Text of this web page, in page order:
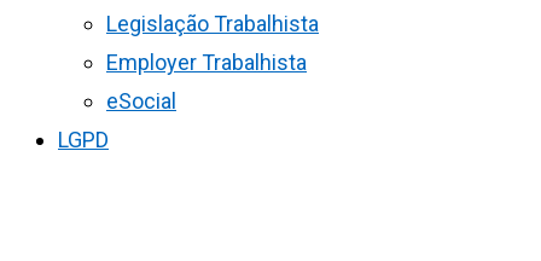
Legislação Trabalhista
Employer Trabalhista
eSocial
LGPD